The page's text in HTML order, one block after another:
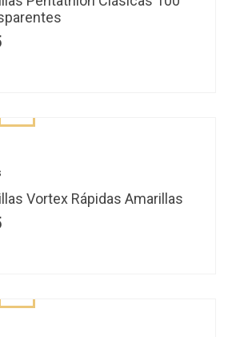
actual
es:
₡765.
Vortex Rápidas Amarillas
precio
actual
es: